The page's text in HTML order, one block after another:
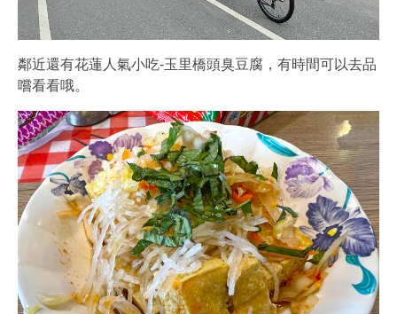
鄰近還有花蓮人氣小吃-玉里橋頭臭豆腐，有時間可以去品
嚐看看哦。